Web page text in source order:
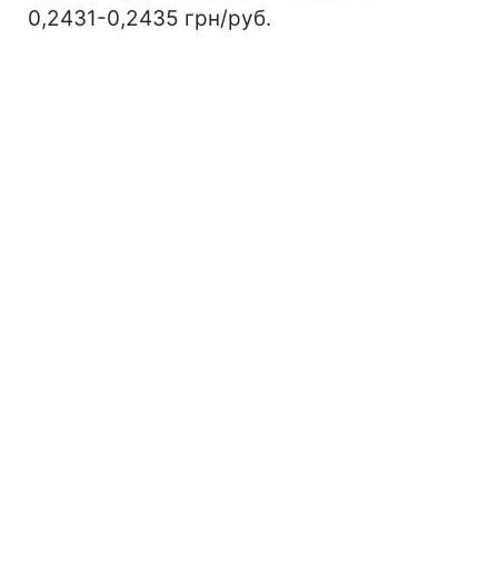
0,2431-0,2435 грн/руб.